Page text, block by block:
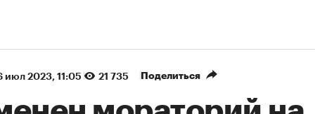
июл 2023, 11:05 21 735 Поделиться